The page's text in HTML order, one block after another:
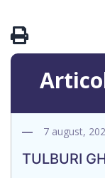
7 august,
TULBURI